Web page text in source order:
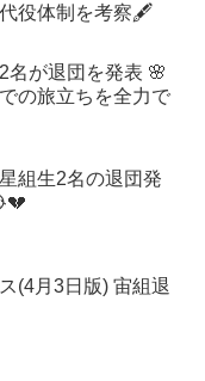
役体制を考察🖋️
名が退団を発表 🌸
の旅立ちを全力で
組生2名の退団発
(4月3日版) 宙組退